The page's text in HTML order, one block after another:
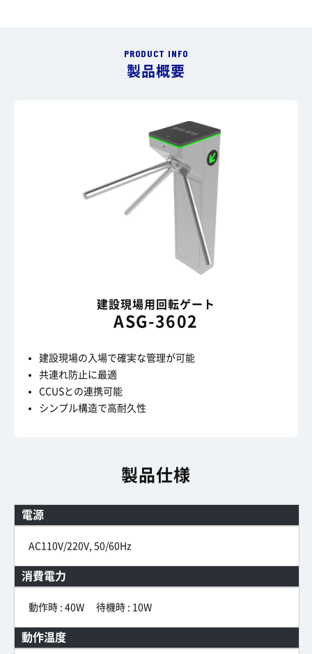
PRODUCT INFO
製品概要
建設現場用回転ゲート
ASG-3602
建設現場の入場で確実な管理が可能
共連れ防止に最適
CCUSとの連携可能
シンプル構造で高耐久性
製品仕様
電源
AC110V/220V, 50/60Hz
消費電力
動作時 : 40W 待機時 : 10W
動作温度